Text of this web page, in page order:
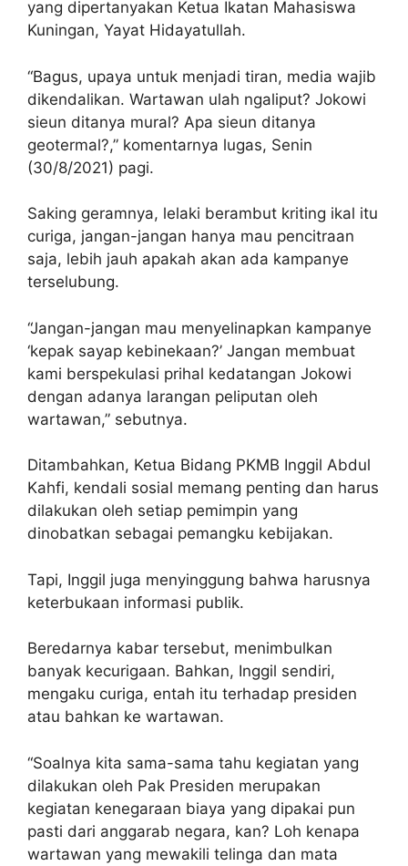
yang dipertanyakan Ketua Ikatan Mahasiswa
Kuningan, Yayat Hidayatullah.
“Bagus, upaya untuk menjadi tiran, media wajib
dikendalikan. Wartawan ulah ngaliput? Jokowi
sieun ditanya mural? Apa sieun ditanya
geotermal?,” komentarnya lugas, Senin
(30/8/2021) pagi.
Saking geramnya, lelaki berambut kriting ikal itu
curiga, jangan-jangan hanya mau pencitraan
saja, lebih jauh apakah akan ada kampanye
terselubung.
“Jangan-jangan mau menyelinapkan kampanye
‘kepak sayap kebinekaan?’ Jangan membuat
kami berspekulasi prihal kedatangan Jokowi
dengan adanya larangan peliputan oleh
wartawan,” sebutnya.
Ditambahkan, Ketua Bidang PKMB Inggil Abdul
Kahfi, kendali sosial memang penting dan harus
dilakukan oleh setiap pemimpin yang
dinobatkan sebagai pemangku kebijakan.
Tapi, Inggil juga menyinggung bahwa harusnya
keterbukaan informasi publik.
Beredarnya kabar tersebut, menimbulkan
banyak kecurigaan. Bahkan, Inggil sendiri,
mengaku curiga, entah itu terhadap presiden
atau bahkan ke wartawan.
“Soalnya kita sama-sama tahu kegiatan yang
dilakukan oleh Pak Presiden merupakan
kegiatan kenegaraan biaya yang dipakai pun
pasti dari anggarab negara, kan? Loh kenapa
wartawan yang mewakili telinga dan mata